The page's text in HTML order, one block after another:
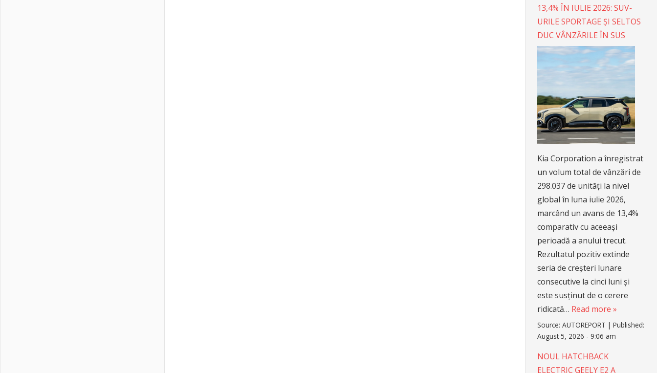
13,4% ÎN IULIE 2026: SUV-
URILE SPORTAGE ȘI SELTOS
DUC VÂNZĂRILE ÎN SUS
Kia Corporation a înregistrat
un volum total de vânzări de
298.037 de unități la nivel
global în luna iulie 2026,
marcând un avans de 13,4%
comparativ cu aceeași
perioadă a anului trecut.
Rezultatul pozitiv extinde
seria de creșteri lunare
consecutive la cinci luni și
este susținut de o cerere
ridicată… Read more »
Source:AUTOREPORT |Published:
August 5, 2026 - 9:06 am
NOUL HATCHBACK
ELECTRIC GEELY E2 A